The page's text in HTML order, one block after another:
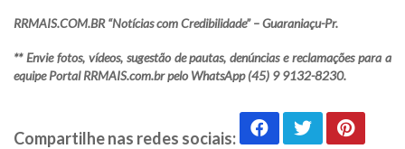
RRMAIS.COM.BR “Notícias com Credibilidade” – Guaraniaçu-Pr.
** Envie fotos, vídeos, sugestão de pautas, denúncias e reclamações para a
equipe Portal RRMAIS.com.br pelo WhatsApp (45) 9 9132-8230.
Compartilhe nas redes sociais: